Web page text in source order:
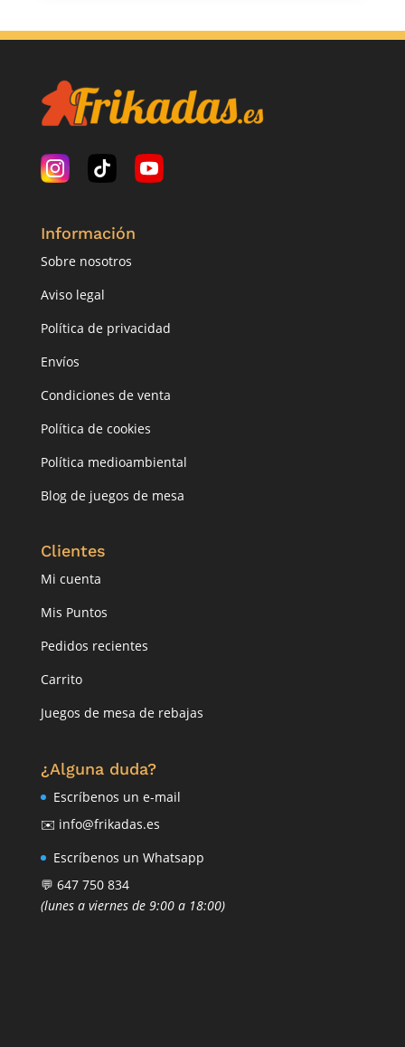
Información
Sobre nosotros
Aviso legal
Política de privacidad
Envíos
Condiciones de venta
Política de cookies
Política medioambiental
Blog de juegos de mesa
Clientes
Mi cuenta
Mis Puntos
Pedidos recientes
Carrito
Juegos de mesa de rebajas
¿Alguna duda?
Escríbenos un e-mail
✉️ info@frikadas.es
Escríbenos un Whatsapp
💬 647 750 834
(lunes a viernes de 9:00 a 18:00)